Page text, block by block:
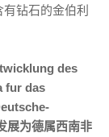
钻石的金伯利
des
fur das
展为德属西南非